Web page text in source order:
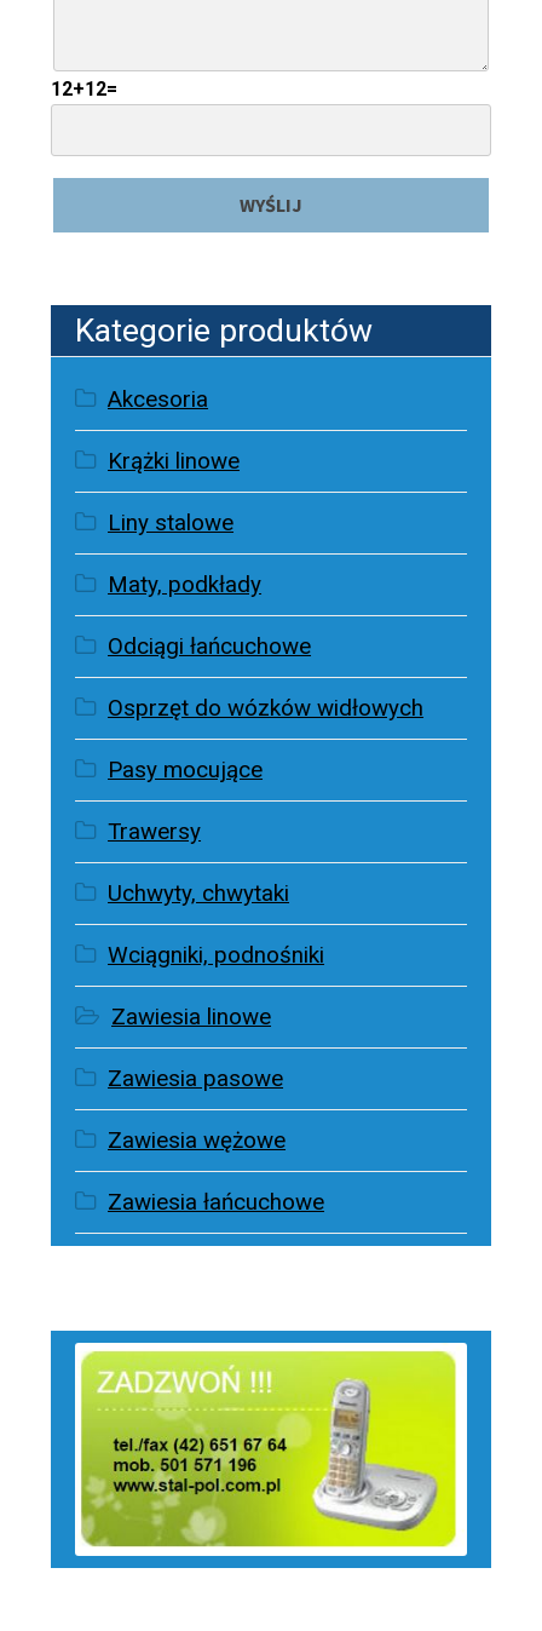
12+12=
Kategorie produktów
Akcesoria
Krążki linowe
Liny stalowe
Maty, podkłady
Odciągi łańcuchowe
Osprzęt do wózków widłowych
Pasy mocujące
Trawersy
Uchwyty, chwytaki
Wciągniki, podnośniki
Zawiesia linowe
Zawiesia pasowe
Zawiesia wężowe
Zawiesia łańcuchowe